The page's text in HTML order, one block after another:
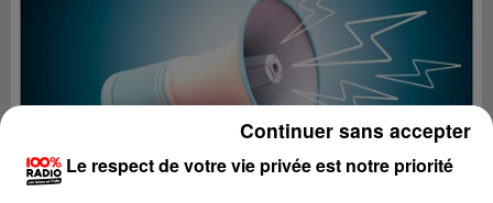
Le respect de votre vie privée est notre priorité
Continuer sans accepter